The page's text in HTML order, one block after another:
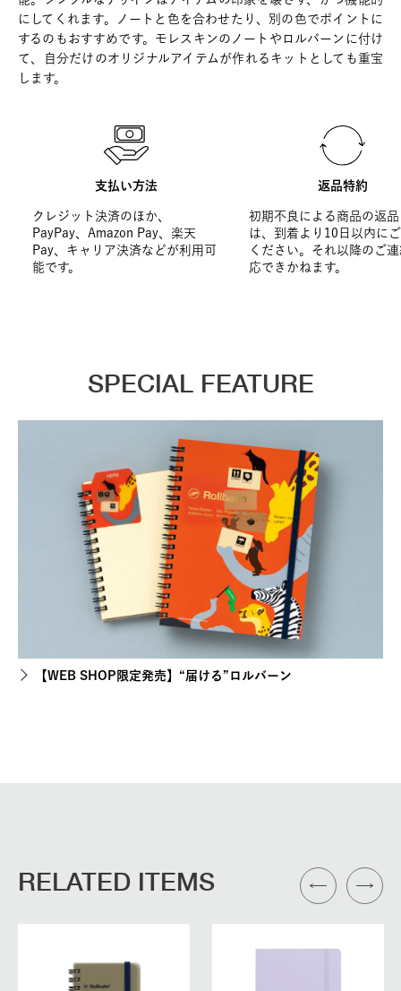
にしてくれます。ノートと色を合わせたり、別の色でポイントに
するのもおすすめです。モレスキンのノートやロルバーンに付け
て、自分だけのオリジナルアイテムが作れるキットとしても重宝
します。
支払い方法
クレジット決済のほか、
PayPay、Amazon Pay、楽天
Pay、キャリア決済などが利用可
能です。
返品特約
初期不良による商品の返
は、到着より10日以内に
ください。それ以降のご
応できかねます。
SPECIAL FEATURE
【WEB SHOP限定発売】“届ける”ロルバーン
RELATED ITEMS